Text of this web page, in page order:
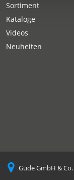
Sortiment
Kataloge
Videos
Neuheiten
Güde GmbH &